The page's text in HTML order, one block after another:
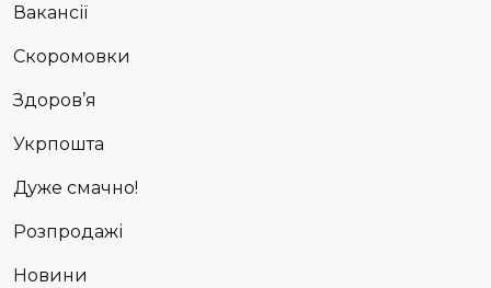
Вакансії
Скоромовки
Здоров’я
Укрпошта
Дуже смачно!
Розпродажі
Новини